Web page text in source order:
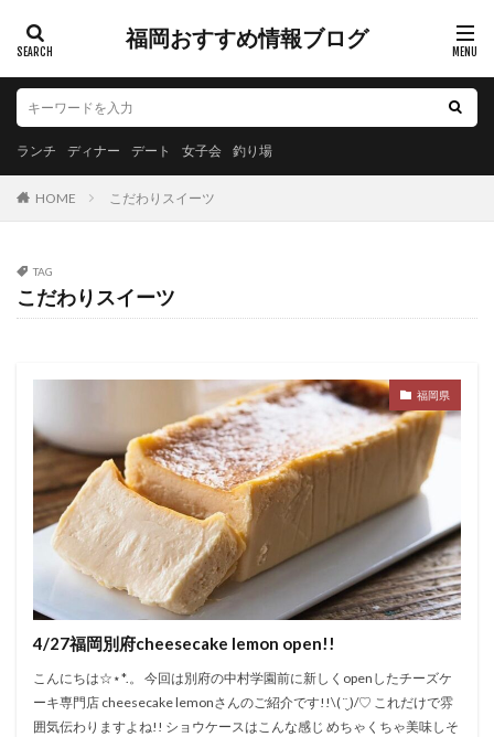
福岡おすすめ情報ブログ
ランチ ディナー デート 女子会 釣り場
HOME こだわりスイーツ
TAG
こだわりスイーツ
福岡県
4/27福岡別府cheesecake lemon open!!
こんにちは☆⋆*.。 今回は別府の中村学園前に新しくopenしたチーズケ
ーキ専門店 cheesecake lemonさんのご紹介です!!\( ¨̮ )/♡ これだけで雰
囲気伝わりますよね!! ショウケースはこんな感じ めちゃくちゃ美味しそ